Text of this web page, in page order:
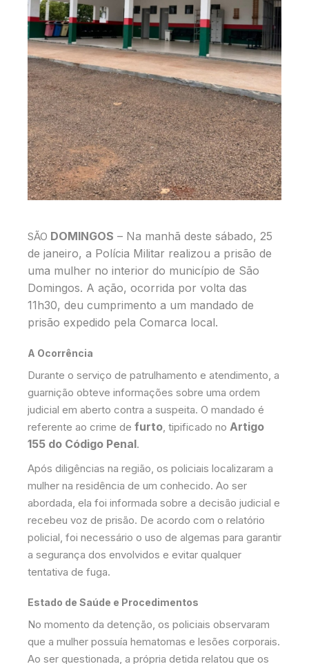
SÃO DOMINGOS – Na manhã deste sábado, 25
de janeiro, a Polícia Militar realizou a prisão de
uma mulher no interior do município de São
Domingos. A ação, ocorrida por volta das
11h30, deu cumprimento a um mandado de
prisão expedido pela Comarca local.
A Ocorrência
​Durante o serviço de patrulhamento e atendimento, a
guarnição obteve informações sobre uma ordem
judicial em aberto contra a suspeita. O mandado é
referente ao crime de furto, tipificado no Artigo
155 do Código Penal.
​Após diligências na região, os policiais localizaram a
mulher na residência de um conhecido. Ao ser
abordada, ela foi informada sobre a decisão judicial e
recebeu voz de prisão. De acordo com o relatório
policial, foi necessário o uso de algemas para garantir
a segurança dos envolvidos e evitar qualquer
tentativa de fuga.
Estado de Saúde e Procedimentos
​No momento da detenção, os policiais observaram
que a mulher possuía hematomas e lesões corporais.
Ao ser questionada, a própria detida relatou que os